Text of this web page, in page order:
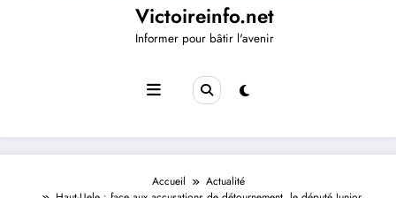
Victoireinfo.net
Informer pour bâtir l'avenir
Accueil
Actualité